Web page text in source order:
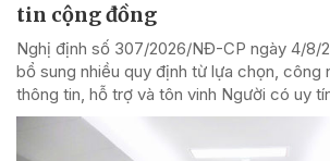
tin cộng đồng
Nghị định số 307/2026/NĐ-CP ngày 4/8/
bổ sung nhiều quy định từ lựa chọn, công
thông tin, hỗ trợ và tôn vinh Người có uy